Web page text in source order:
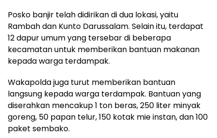
Posko banjir telah didirikan di dua lokasi, yaitu
Rambah dan Kunto Darussalam. Selain itu, terdapat
12 dapur umum yang tersebar di beberapa
kecamatan untuk memberikan bantuan makanan
kepada warga terdampak.
Wakapolda juga turut memberikan bantuan
langsung kepada warga terdampak. Bantuan yang
diserahkan mencakup 1 ton beras, 250 liter minyak
goreng, 50 papan telur, 150 kotak mie instan, dan 100
paket sembako.